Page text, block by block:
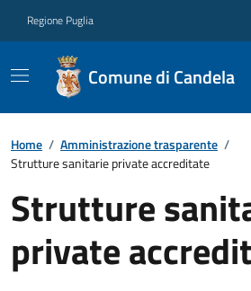
Regione Puglia
Comune di Candela
Home / Amministrazione trasparente /
Strutture sanitarie private accreditate
Strutture
private